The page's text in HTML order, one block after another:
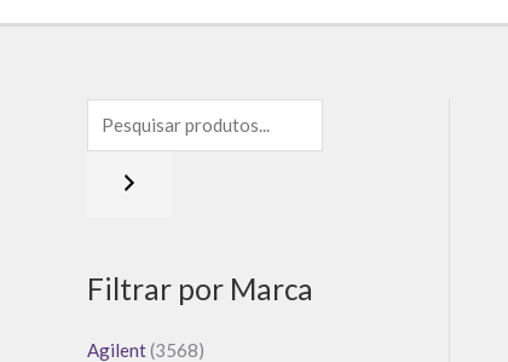
Filtrar por Marca
Agilent(3568)